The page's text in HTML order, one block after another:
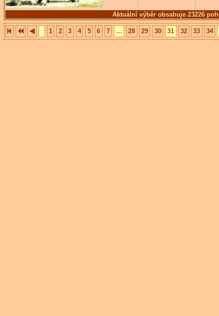
Aktuální výběr obsahuje 23226
1 2 3 4 5 6 7 ... 28 29 30 31 32 33 34